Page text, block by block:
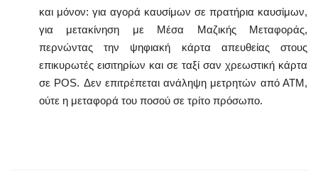
και μόνον: για αγορά καυσίμων σε πρατήρια καυσίμων,
για μετακίνηση με Μέσα Μαζικής Μεταφοράς,
περνώντας την ψηφιακή κάρτα απευθείας στους
επικυρωτές εισιτηρίων και σε ταξί σαν χρεωστική κάρτα
σε POS. Δεν επιτρέπεται ανάληψη μετρητών από ΑΤΜ,
ούτε η μεταφορά του ποσού σε τρίτο πρόσωπο.